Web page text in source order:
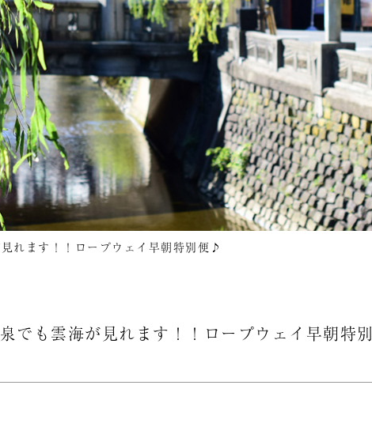
れます！！ロープウェイ早朝特別便♪
でも雲海が見れます！！ロープウェイ早朝特別